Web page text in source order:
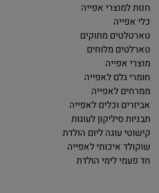
חנות למוצרי אפייה
כלי אפייה
טארטלטים מתוקים
טארלטים מלוחים
מוצרי אפייה
חומרי גלם לאפייה
ממרחים לאפייה
אביזרים וכלים לאפייה
תבניות סיליקון לעוגות
קישוטי עוגה ליום הולדת
שוקולד איכותי לאפייה
חד פעמי לימי הולדת